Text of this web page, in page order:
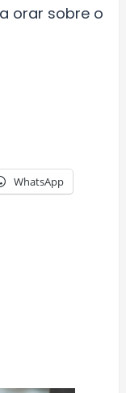
orar sobre o
WhatsApp